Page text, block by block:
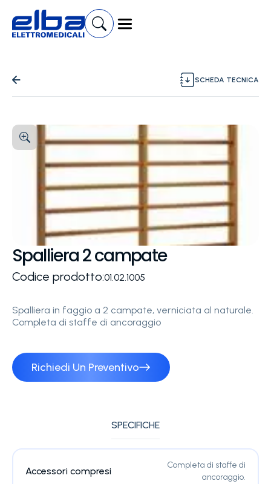
SCHEDA TECNICA
Spalliera 2 campate
Codice prodotto:01.02.1005
Spalliera in faggio a 2 campate, verniciata al naturale.
Completa di staffe di ancoraggio
Richiedi Un Preventivo
SPECIFICHE
Accessori compresi
Completa di staffe di
ancoraggio.